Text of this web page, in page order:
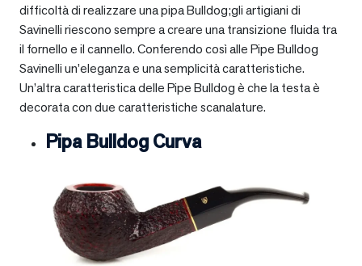
difficoltà di realizzare una pipa Bulldog;gli artigiani di
Savinelli riescono sempre a creare una transizione fluida tra
il fornello e il cannello. Conferendo così alle Pipe Bulldog
Savinelli un’eleganza e una semplicità caratteristiche.
Un’altra caratteristica delle Pipe Bulldog è che la testa è
decorata con due caratteristiche scanalature.
Pipa Bulldog Curva